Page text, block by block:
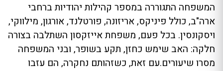
המשפחה התגוררה במספר קהילות יהודיות ברחבי
ארה"ב, כולל פיניקס, אריזונה, פורטלנד, אורגון, מילווקי,
ויסקונסין. בכל פעם, משפחת אייזקסון השתלבה בצורה
חלקה: האב שימש כחזן, תקע בשופר, ובני המשפחה
מסרו שיעורים.עם זאת, כשזהותם נחקרה, הם עזבו